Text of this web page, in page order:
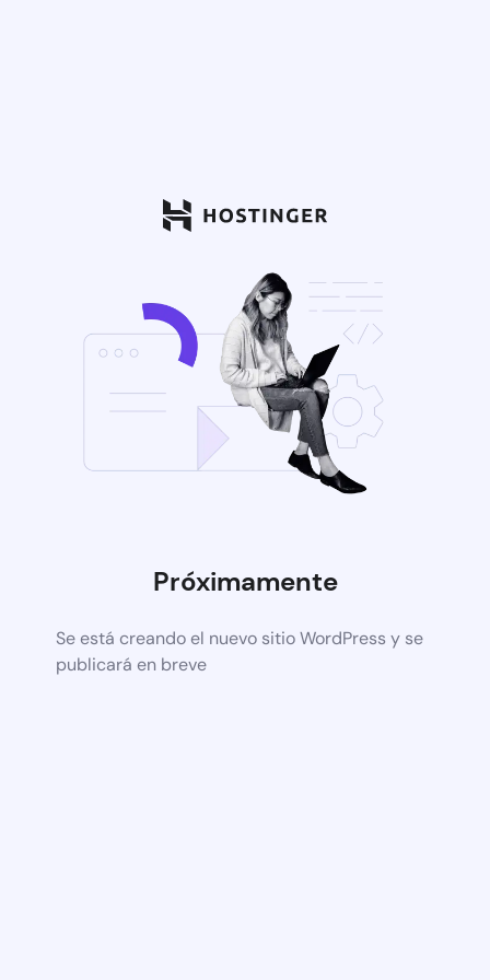
Próximamente
Se está creando el nuevo sitio WordPress y se
publicará en breve